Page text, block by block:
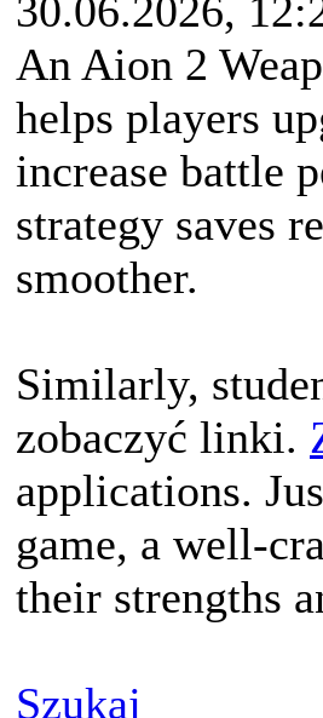
30.06.2026,
An Aion 2
helps players
increase battle
strategy saves
smoother.
Similarly,
zobaczyć linki.
applications.
game, a well-
their strengths
Szukaj